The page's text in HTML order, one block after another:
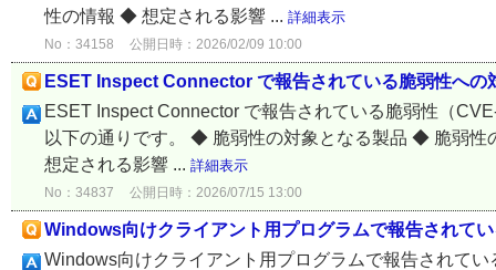
性の情報 ◆ 想定される影響 ... 詳細表示
No：34158 公開日時：2026/02/09 10:00
ESET Inspect Connector で報告されている脆弱性への
ESET Inspect Connector で報告されている脆弱性（
以下の通りです。 ◆ 脆弱性の対象となる製品 ◆ 脆弱
想定される影響 ... 詳細表示
No：34837 公開日時：2026/07/15 13:00
Windows向けクライアント用プログラムで報告されて
Windows向けクライアント用プログラムで報告されて